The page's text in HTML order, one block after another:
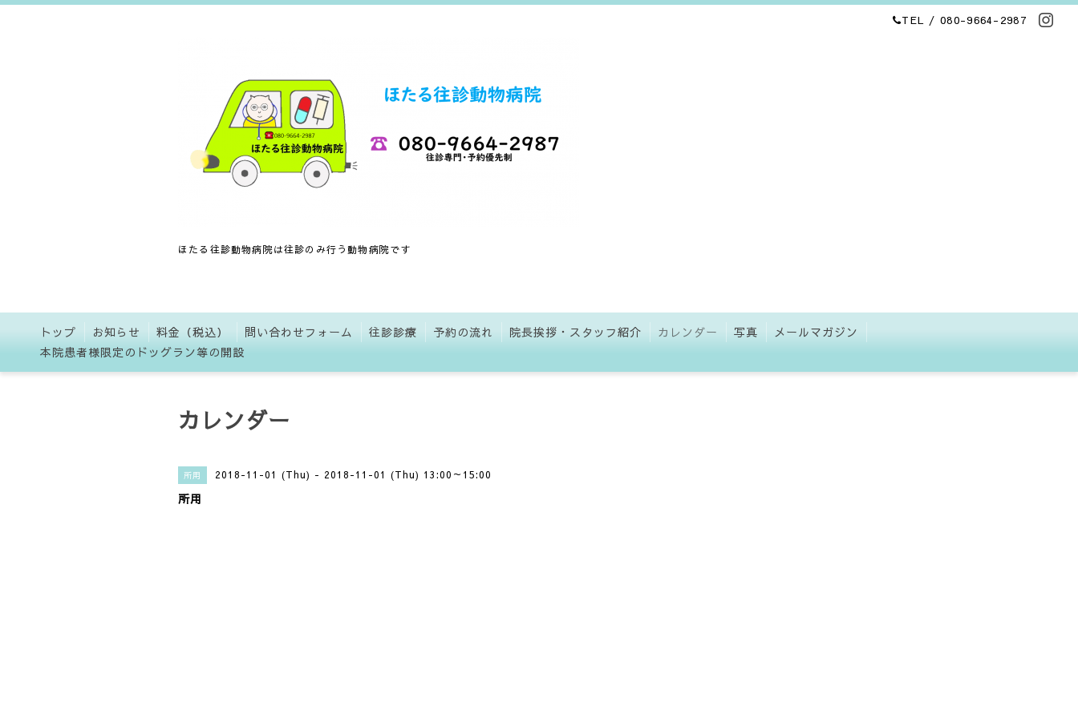
TEL / 080-9664-2987
ほたる往診動物病院は往診のみ行う動物病院です
トップ お知らせ 料金（税込） 問い合わせフォーム 往診診療 予約の流れ 院長挨拶・スタッフ紹介 カレンダー 写真
メールマガジン
本院患者様限定のドッグラン等の開設
カレンダー
所用 2018-11-01 (Thu) - 2018-11-01 (Thu) 13:00～15:00
所用